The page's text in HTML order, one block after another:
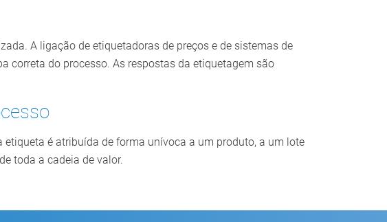
A ligação de etiquetadoras de preços e de sistemas de
correta do processo. As respostas da etiquetagem são
é atribuída de forma unívoca a um produto, a um lote
toda a cadeia de valor.